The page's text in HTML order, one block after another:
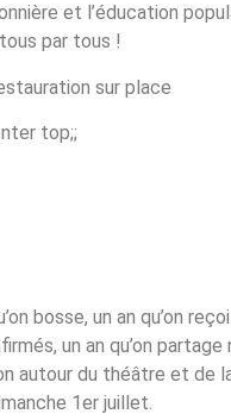
et l’éducation
par tous !
sur place
top;;
bosse, un an qu’on
un an qu’on
autour du théâtre et de
1er juillet.